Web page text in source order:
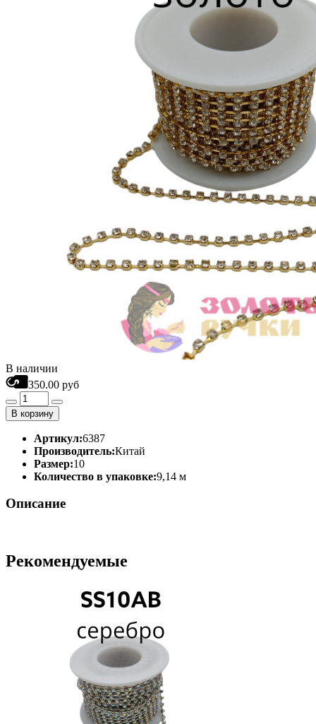
В наличии
350.00 руб
В корзину
Артикул:6387
Производитель:Китай
Размер:10
Количество в упаковке:9,14 м
Описание
Рекомендуемые